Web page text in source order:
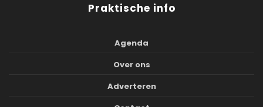
Praktische info
Agenda
Over ons
Adverteren